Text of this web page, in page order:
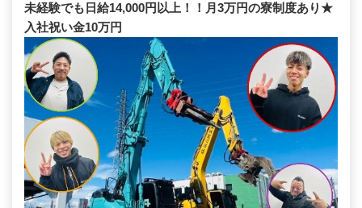
未経験でも日給14,000円以上！！月3万円の寮制度あり★
入社祝い金10万円